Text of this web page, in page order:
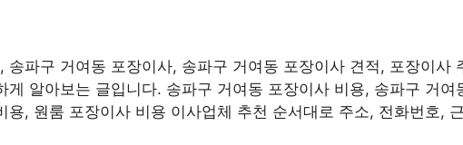
파구 거여동 포장이사, 송파구 거여동 포장이사 견적, 포장이사
알아보는 글입니다. 송파구 거여동 포장이사 비용, 송파구 거
, 원룸 포장이사 비용 이사업체 추천 순서대로 주소, 전화번호,